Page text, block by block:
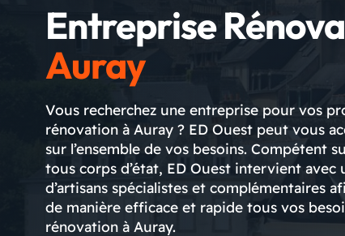
Entreprise
Auray
Vous recherchez une entreprise pour vos
rénovation à Auray ? ED Ouest peut vous
sur l’ensemble de vos besoins. Compétent
tous corps d’état, ED Ouest intervient avec
d’artisans spécialistes et complémentaires
de manière efficace et rapide tous vos
rénovation à Auray.